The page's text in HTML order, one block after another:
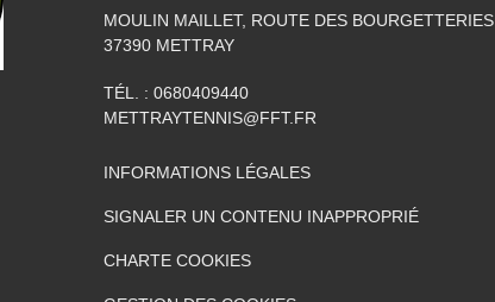
MOULIN MAILLET, ROUTE DES BOURGETTERIES
37390 METTRAY
TÉL. : 0680409440
METTRAYTENNIS@FFT.FR
INFORMATIONS LÉGALES
SIGNALER UN CONTENU INAPPROPRIÉ
CHARTE COOKIES